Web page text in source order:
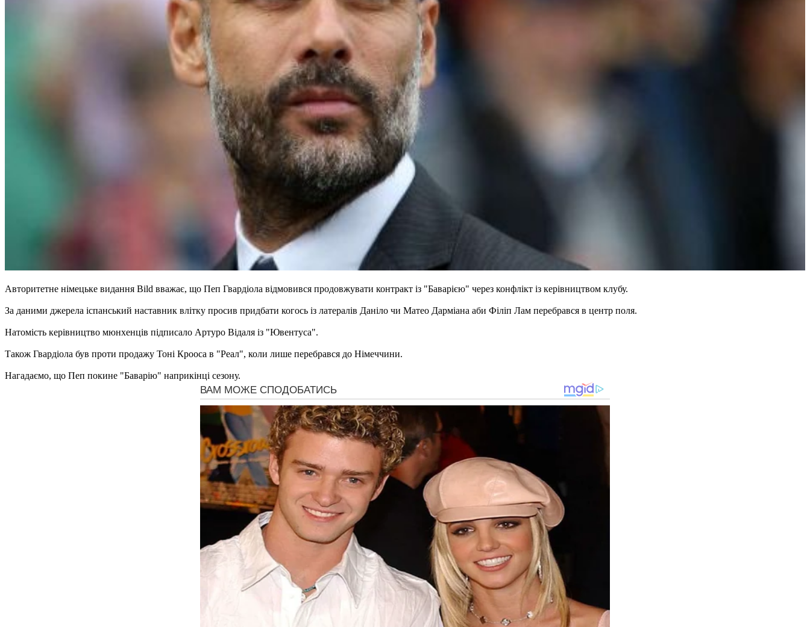
Авторитетне німецьке видання Bild вважає, що Пеп Гвардіола відмовився продовжувати контракт із "Баварією" через конфлікт із керівництвом клубу.
За даними джерела іспанський наставник влітку просив придбати когось із латералів Даніло чи Матео Дарміана аби Філіп Лам перебрався в центр поля.
Натомість керівництво мюнхенців підписало Артуро Відаля із "Ювентуса".
Також Гвардіола був проти продажу Тоні Крооса в "Реал", коли лише перебрався до Німеччини.
Нагадаємо, що Пеп покине "Баварію" наприкінці сезону.